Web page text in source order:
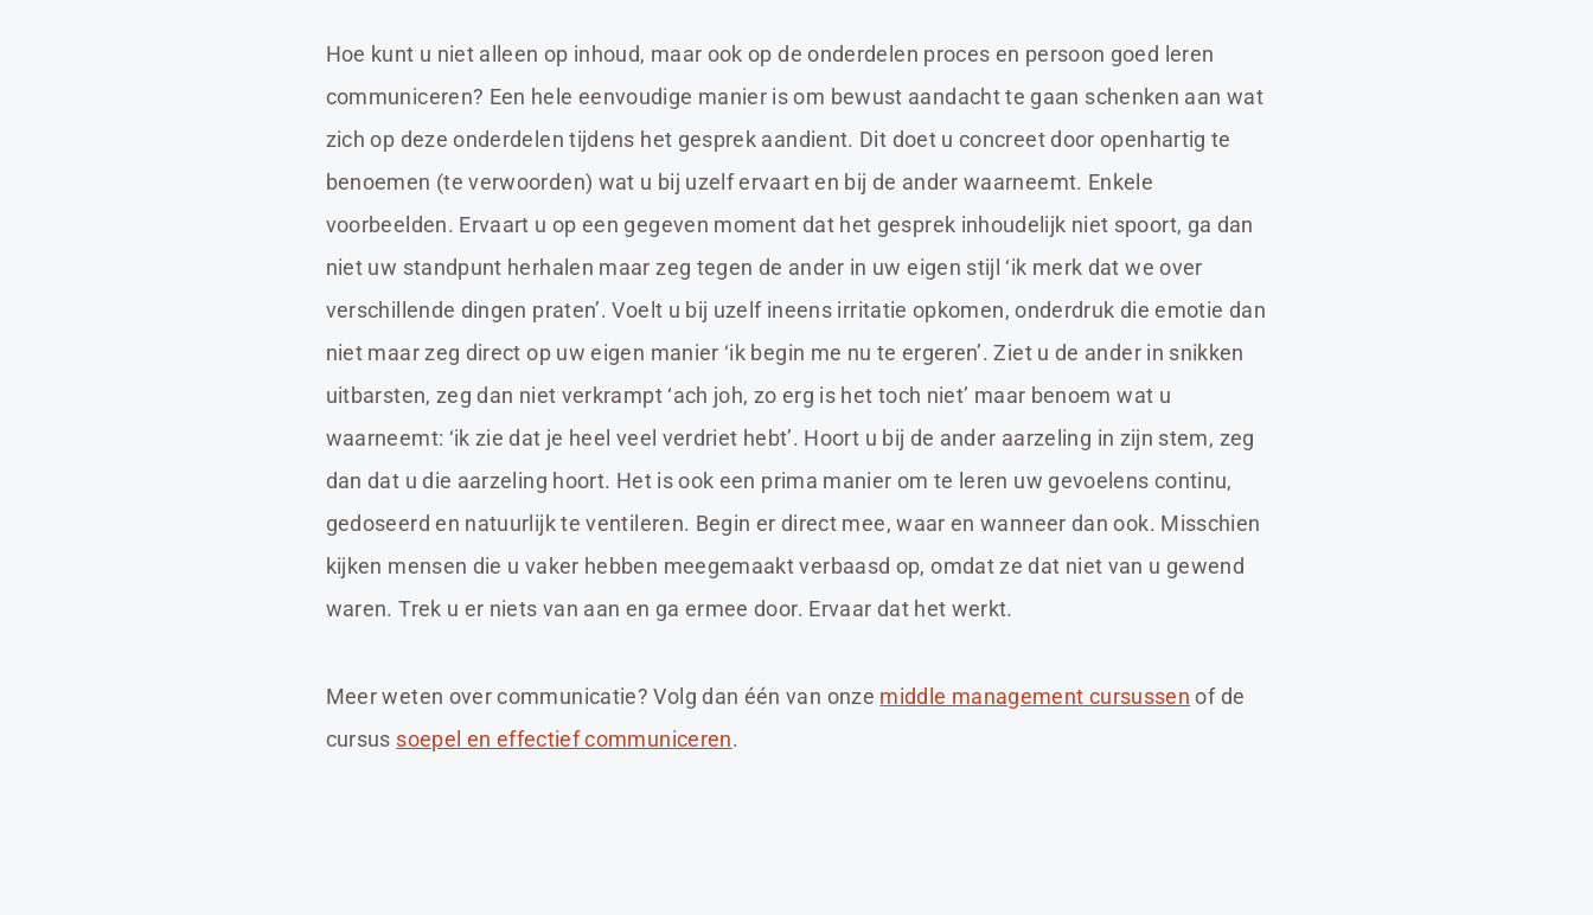
Hoe kunt u niet alleen op inhoud, maar ook op de onderdelen proces en persoon goed leren
communiceren? Een hele eenvoudige manier is om bewust aandacht te gaan schenken aan wat
zich op deze onderdelen tijdens het gesprek aandient. Dit doet u concreet door openhartig te
benoemen (te verwoorden) wat u bij uzelf ervaart en bij de ander waarneemt. Enkele
voorbeelden. Ervaart u op een gegeven moment dat het gesprek inhoudelijk niet spoort, ga dan
niet uw standpunt herhalen maar zeg tegen de ander in uw eigen stijl ‘ik merk dat we over
verschillende dingen praten’. Voelt u bij uzelf ineens irritatie opkomen, onderdruk die emotie dan
niet maar zeg direct op uw eigen manier ‘ik begin me nu te ergeren’. Ziet u de ander in snikken
uitbarsten, zeg dan niet verkrampt ‘ach joh, zo erg is het toch niet’ maar benoem wat u
waarneemt: ‘ik zie dat je heel veel verdriet hebt’. Hoort u bij de ander aarzeling in zijn stem, zeg
dan dat u die aarzeling hoort. Het is ook een prima manier om te leren uw gevoelens continu,
gedoseerd en natuurlijk te ventileren. Begin er direct mee, waar en wanneer dan ook. Misschien
kijken mensen die u vaker hebben meegemaakt verbaasd op, omdat ze dat niet van u gewend
waren. Trek u er niets van aan en ga ermee door. Ervaar dat het werkt.
Meer weten over communicatie? Volg dan één van onze middle management cursussen of de
cursus soepel en effectief communiceren.